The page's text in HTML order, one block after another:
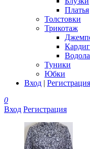
Платья
Толстовки
Трикотаж
Туники
Юбки
Вход | Регистрация
0
Вход Регистрация